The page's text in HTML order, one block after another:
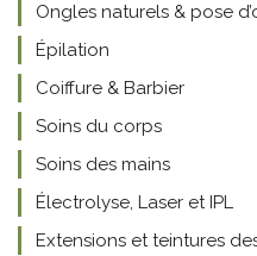
Ongles naturels & pose
Épilation
Coiffure & Barbier
Soins du corps
Soins des mains
Électrolyse, Laser et IPL
Extensions et teintures